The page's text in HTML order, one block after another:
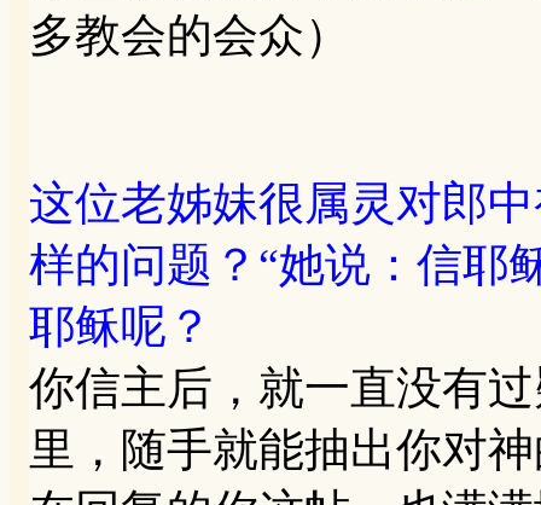
多教会的会众）
这位老姊妹很属灵对郎
样的问题？“她说：信耶
耶稣呢？
你信主后，就一直没有
里，随手就能抽出你对